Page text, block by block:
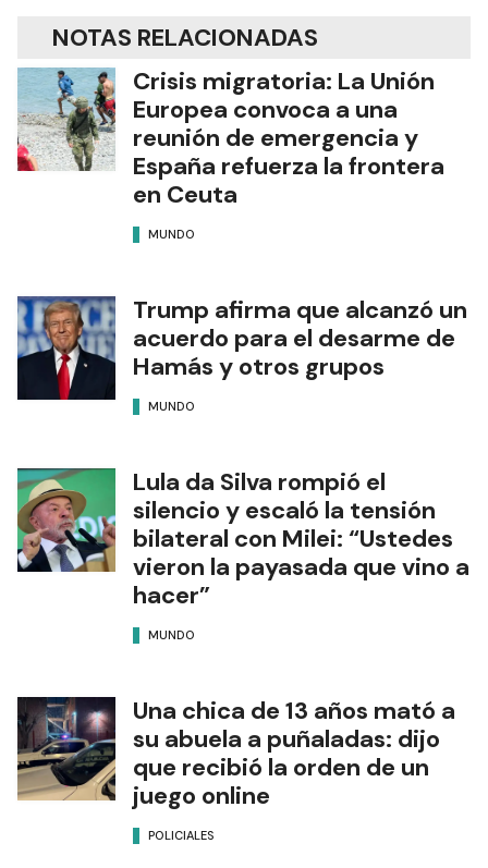
NOTAS RELACIONADAS
Crisis migratoria: La Unión
Europea convoca a una
reunión de emergencia y
España refuerza la frontera
en Ceuta
MUNDO
Trump afirma que alcanzó un
acuerdo para el desarme de
Hamás y otros grupos
MUNDO
Lula da Silva rompió el
silencio y escaló la tensión
bilateral con Milei: “Ustedes
vieron la payasada que vino a
hacer”
MUNDO
Una chica de 13 años mató a
su abuela a puñaladas: dijo
que recibió la orden de un
juego online
POLICIALES